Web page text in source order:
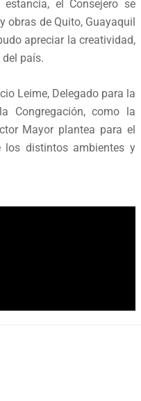
el Consejero se
obras de Quito, Guayaquil
apreciar la creatividad,
país.
Leime, Delegado para la
Congregación, como la
Mayor plantea para el
distintos ambientes y